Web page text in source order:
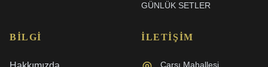
GÜNLÜK SETLER
BILGI İLETIŞIM
Çarşı Mahallesi